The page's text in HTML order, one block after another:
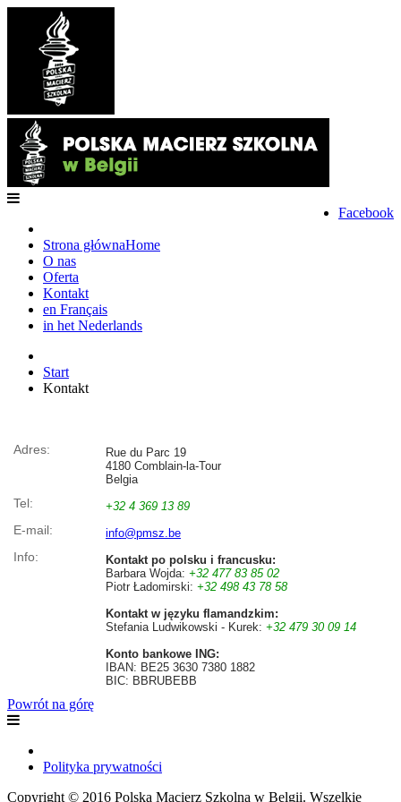
Facebook
Strona głównaHome
O nas
Oferta
Kontakt
en Français
in het Nederlands
Start
Kontakt
Rue du Parc 19
4180 Comblain-la-Tour
Belgia
Adres:
+32 4 369 13 89
Tel:
info@pmsz.be
E-mail:
Kontakt po polsku i francusku:
Barbara Wojda: +32 477 83 85 02
Piotr Ładomirski: +32 498 43 78 58
Kontakt w języku flamandzkim:
Stefania Ludwikowski - Kurek: +32 479 30 09 14
Konto bankowe ING:
IBAN: BE25 3630 7380 1882
BIC: BBRUBEBB
Info:
Powrót na górę
Polityka prywatności
Copyright © 2016 Polska Macierz Szkolna w Belgii. Wszelkie